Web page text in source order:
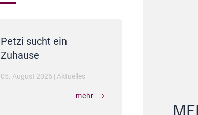
Petzi sucht ein
Zuhause
05. August 2026 | Aktuelles
mehr